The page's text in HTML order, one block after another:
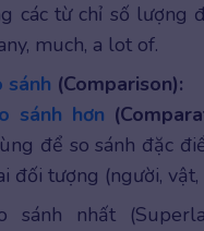
các từ chỉ số lượng
much, a lot of.
sánh (Comparison):
sánh hơn
để so sánh đặc
đối tượng (người,
sánh nhất